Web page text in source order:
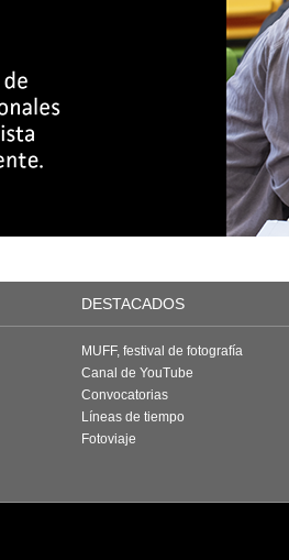
DESTACADOS
MUFF, festival de fotografía
Canal de YouTube
Convocatorias
Líneas de tiempo
Fotoviaje